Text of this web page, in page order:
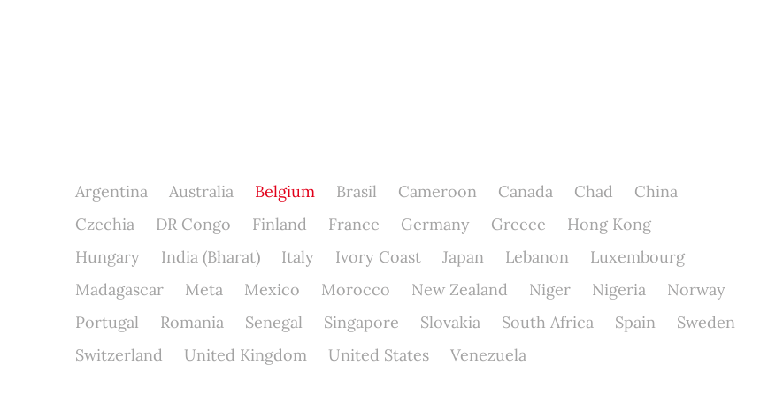
Argentina Australia Belgium Brasil Cameroon Canada Chad
China
Czechia
DR Congo Finland France Germany Greece
Hong Kong
Hungary
India (Bharat) Italy Ivory Coast Japan Lebanon
Luxembourg
Madagascar
Meta Mexico Morocco New Zealand Niger Nigeria
Norway
Portugal
Romania Senegal Singapore Slovakia South Africa Spain
Sweden
Switzerland
United Kingdom United States Venezuela